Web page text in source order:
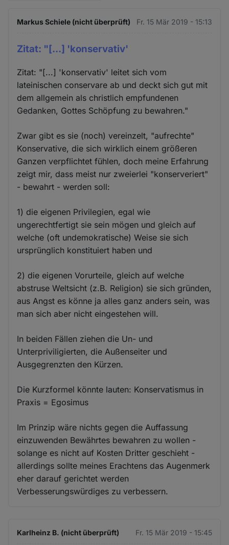
Markus Schiele (nicht überprüft) Fr. 15 Mär 2019 - 15:13
Zitat: "[...] 'konservativ'
Zitat: "[...] 'konservativ' leitet sich vom
lateinischen conservare ab und deckt sich gut mit
dem allgemein als christlich empfundenen
Gedanken, Gottes Schöpfung zu bewahren."
Zwar gibt es sie (noch) vereinzelt, "aufrechte"
Konservative, die sich wirklich einem größeren
Ganzen verpflichtet fühlen, doch meine Erfahrung
zeigt mir, dass meist nur zweierlei "konserveriert"
- bewahrt - werden soll:
1) die eigenen Privilegien, egal wie
ungerechtfertigt sie sein mögen und gleich auf
welche (oft undemokratische) Weise sie sich
ursprünglich konstituiert haben und
2) die eigenen Vorurteile, gleich auf welche
abstruse Weltsicht (z.B. Religion) sie sich gründen,
aus Angst es könne ja alles ganz anders sein, was
man sich aber nicht eingestehen will.
In beiden Fällen ziehen die Un- und
Unterpriviligierten, die Außenseiter und
Ausgegrenzten den Kürzen.
Die Kurzformel könnte lauten: Konservatismus in
Praxis = Egosimus
Im Prinzip wäre nichts gegen die Auffassung
einzuwenden Bewährtes bewahren zu wollen -
solange es nicht auf Kosten Dritter geschieht -
allerdings sollte meines Erachtens das Augenmerk
eher darauf gerichtet werden
Verbesserungswürdiges zu verbessern.
Karlheinz B. (nicht überprüft) Fr. 15 Mär 2019 - 15:45